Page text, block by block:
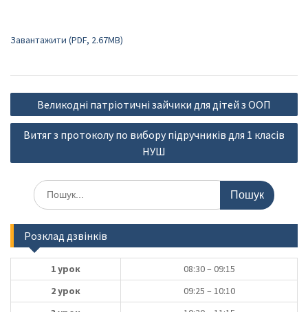
Завантажити (PDF, 2.67MB)
Навігація
записів
Великодні патріотичні зайчики для дітей з ООП
Витяг з протоколу по вибору підручників для 1 класів
НУШ
Шукати:
Розклад дзвінків
1 урок
08:30 – 09:15
2 урок
09:25 – 10:10